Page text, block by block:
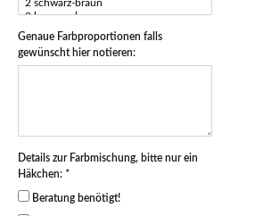
Genaue Farbproportionen falls
gewünscht hier notieren:
Details zur Farbmischung, bitte nur ein
Häkchen: *
Beratung benötigt!